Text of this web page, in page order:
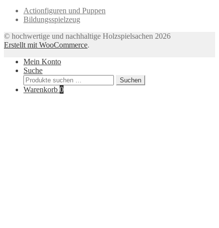
Actionfiguren und Puppen
Bildungsspielzeug
© hochwertige und nachhaltige Holzspielsachen 2026
Erstellt mit WooCommerce.
Mein Konto
Suche
Suchen
nach:
Suchen
Warenkorb 0